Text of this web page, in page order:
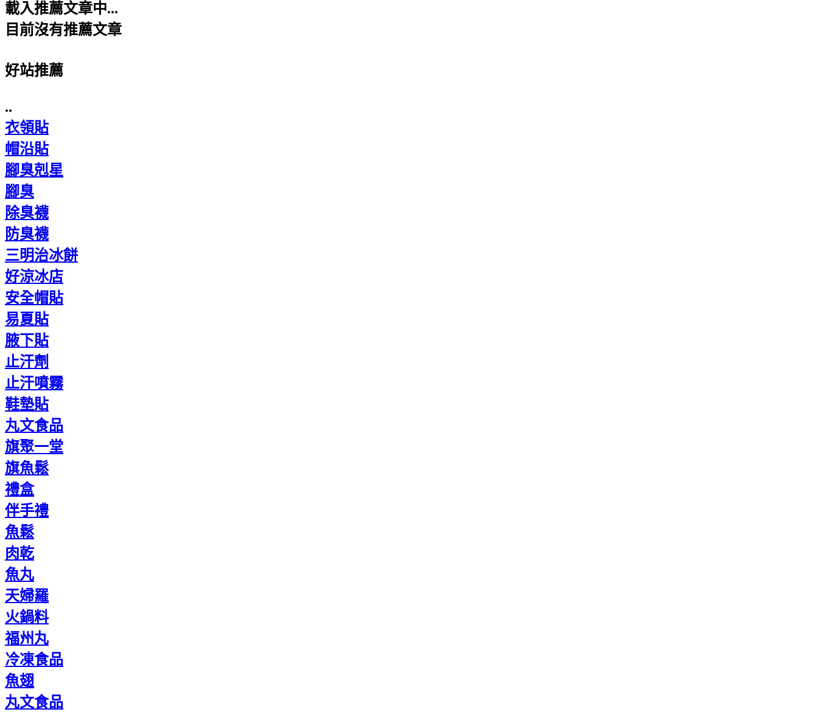
載入推薦文章中...
目前沒有推薦文章
好站推薦
..
衣領貼
帽沿貼
腳臭剋星
腳臭
除臭襪
防臭襪
三明治冰餅
好涼冰店
安全帽貼
易夏貼
腋下貼
止汗劑
止汗噴霧
鞋墊貼
丸文食品
旗聚一堂
旗魚鬆
禮盒
伴手禮
魚鬆
肉乾
魚丸
天婦羅
火鍋料
福州丸
冷凍食品
魚翅
丸文食品